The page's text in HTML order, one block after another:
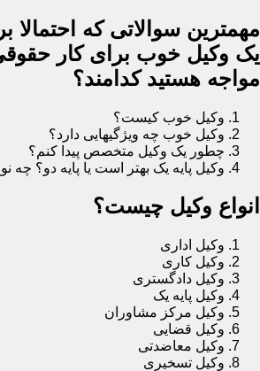
مهمترین سوالاتی که احتمالا
یک وکیل خوب برای کار
مواجه هستید کدامند؟
وکیل خوب کیست؟
وکیل خوب چه ویژگیهایی دارد؟
چطور یک وکیل متخصص پیدا کنم؟
وکیل پایه یک بهتر است یا پایه دو؟ چه
انواع وکیل چیست؟
وکیل اداری
وکیل کاری
وکیل دادگستری
وکیل پایه یک
وکیل مرکز مشاوران
وکیل قضایی
وکیل معاضدتی
وکیل تسخیری